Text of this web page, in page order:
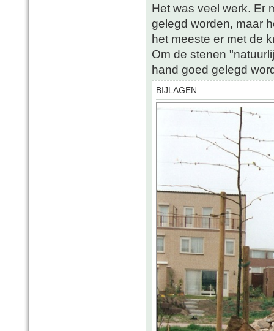
Het was veel werk. Er
gelegd worden, maar
het meeste er met de
Om de stenen
hand goed gelegd
BIJLAGEN